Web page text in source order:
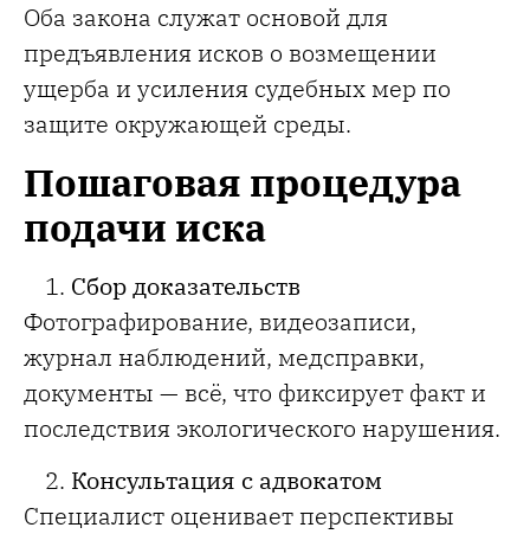
Оба закона служат основой для
предъявления исков о возмещении
ущерба и усиления судебных мер по
защите окружающей среды.
Пошаговая процедура
подачи иска
Сбор доказательств
Фотографирование, видеозаписи,
журнал наблюдений, медсправки,
документы — всё, что фиксирует факт и
последствия экологического нарушения.
Консультация с адвокатом
Специалист оценивает перспективы